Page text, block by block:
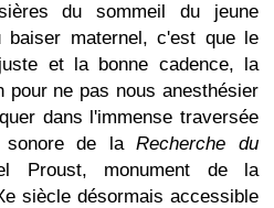
du sommeil du jeune
maternel, c'est que le
et la bonne cadence, la
pour ne pas nous anesthésier
dans l'immense traversée
sonore de laRecherche du
Proust, monument de la
siècle désormais accessible